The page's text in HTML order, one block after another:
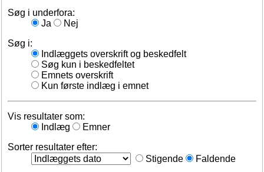
Søg i underfora:
Ja
Nej
Søg i:
Indlæggets overskrift og beskedfelt
Søg kun i beskedfeltet
Emnets overskrift
Kun første indlæg i emnet
Vis resultater som:
Indlæg
Emner
Sorter resultater efter:
Stigende
Faldende